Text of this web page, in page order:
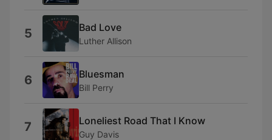
5 Bad Love
Luther Allison
6 Bluesman
Bill Perry
7 Loneliest Road That I Know
Guy Davis